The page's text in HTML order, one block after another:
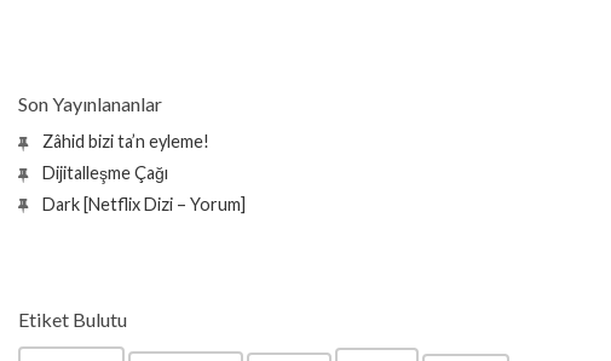
Son Yayınlananlar
Zâhid bizi ta’n eyleme!
Dijitalleşme Çağı
Dark [Netflix Dizi – Yorum]
Etiket Bulutu